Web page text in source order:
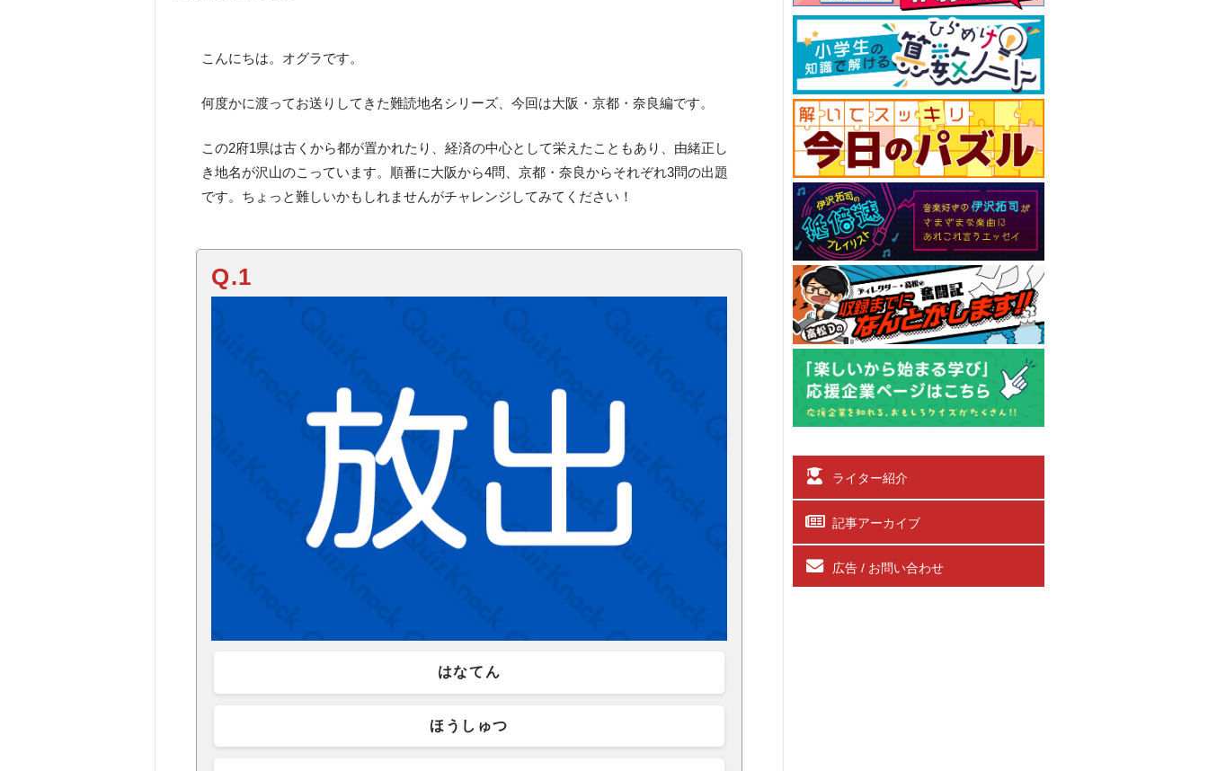
こんにちは。オグラです。
何度かに渡ってお送りしてきた難読地名シリーズ、今回は大阪・京都・奈良編です。
この2府1県は古くから都が置かれたり、経済の中心として栄えたこともあり、由緒正し
き地名が沢山のこっています。順番に大阪から4問、京都・奈良からそれぞれ3問の出題
です。ちょっと難しいかもしれませんがチャレンジしてみてください！
Q.1
はなてん
ほうしゅつ
ライター紹介
記事アーカイブ
広告 / お問い合わせ